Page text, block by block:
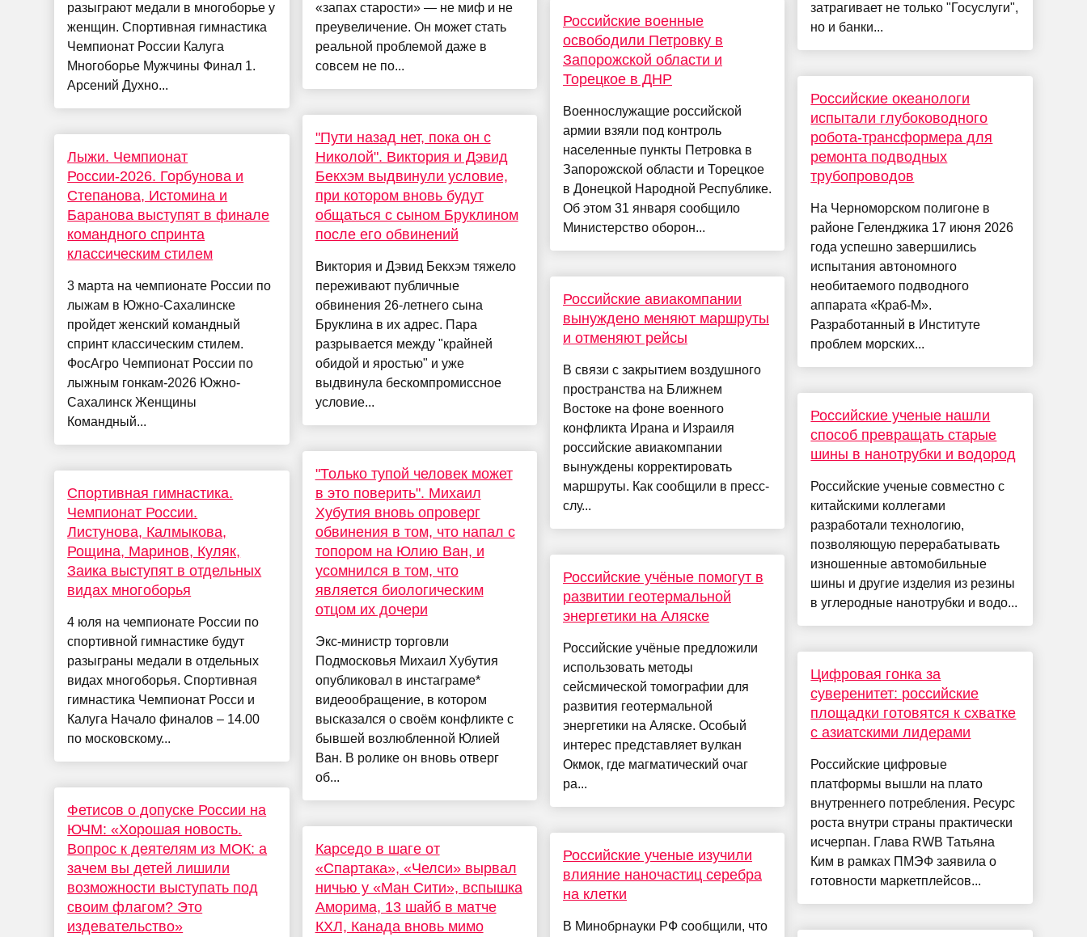
разыграют медали в многоборье у
женщин. Спортивная гимнастика
Чемпионат России Калуга
Многоборье Мужчины Финал 1.
Арсений Духно...
Лыжи. Чемпионат
России-2026. Горбунова и
Степанова, Истомина и
Баранова выступят в финале
командного спринта
классическим стилем
3 марта на чемпионате России по
лыжам в Южно-Сахалинске
пройдет женский командный
спринт классическим стилем.
ФосАгро Чемпионат России по
лыжным гонкам-2026 Южно-
Сахалинск Женщины
Командный...
Спортивная гимнастика.
Чемпионат России.
Листунова, Калмыкова,
Рощина, Маринов, Куляк,
Заика выступят в отдельных
видах многоборья
4 юля на чемпионате России по
спортивной гимнастике будут
разыграны медали в отдельных
видах многоборья. Спортивная
гимнастика Чемпионат Росси и
Калуга Начало финалов – 14.00
по московскому...
Фетисов о допуске России на
ЮЧМ: «Хорошая новость.
Вопрос к деятелям из МОК: а
зачем вы детей лишили
возможности выступать под
своим флагом? Это
издевательство»
«запах старости» — не миф и не
преувеличение. Он может стать
реальной проблемой даже в
совсем не по...
"Пути назад нет, пока он с
Николой". Виктория и Дэвид
Бекхэм выдвинули условие,
при котором вновь будут
общаться с сыном Бруклином
после его обвинений
Виктория и Дэвид Бекхэм тяжело
переживают публичные
обвинения 26-летнего сына
Бруклина в их адрес. Пара
разрывается между "крайней
обидой и яростью" и уже
выдвинула бескомпромиссное
условие...
"Только тупой человек может
в это поверить". Михаил
Хубутия вновь опроверг
обвинения в том, что напал с
топором на Юлию Ван, и
усомнился в том, что
является биологическим
отцом их дочери
Экс-министр торговли
Подмосковья Михаил Хубутия
опубликовал в инстаграме*
видеообращение, в котором
высказался о своём конфликте с
бывшей возлюбленной Юлией
Ван. В ролике он вновь отверг
об...
Карседо в шаге от
«Спартака», «Челси» вырвал
ничью у «Ман Сити», вспышка
Аморима, 13 шайб в матче
КХЛ, Канада вновь мимо
Российские военные
освободили Петровку в
Запорожской области и
Торецкое в ДНР
Военнослужащие российской
армии взяли под контроль
населенные пункты Петровка в
Запорожской области и Торецкое
в Донецкой Народной Республике.
Об этом 31 января сообщило
Министерство оборон...
Российские авиакомпании
вынуждено меняют маршруты
и отменяют рейсы
В связи с закрытием воздушного
пространства на Ближнем
Востоке на фоне военного
конфликта Ирана и Израиля
российские авиакомпании
вынуждены корректировать
маршруты. Как сообщили в пресс-
слу...
Российские учёные помогут в
развитии геотермальной
энергетики на Аляске
Российские учёные предложили
использовать методы
сейсмической томографии для
развития геотермальной
энергетики на Аляске. Особый
интерес представляет вулкан
Окмок, где магматический очаг
ра...
Российские ученые изучили
влияние наночастиц серебра
на клетки
В Минобрнауки РФ сообщили, что
затрагивает не только "Госуслуги",
но и банки...
Российские океанологи
испытали глубоководного
робота-трансформера для
ремонта подводных
трубопроводов
На Черноморском полигоне в
районе Геленджика 17 июня 2026
года успешно завершились
испытания автономного
необитаемого подводного
аппарата «Краб-М».
Разработанный в Институте
проблем морских...
Российские ученые нашли
способ превращать старые
шины в нанотрубки и водород
Российские ученые совместно с
китайскими коллегами
разработали технологию,
позволяющую перерабатывать
изношенные автомобильные
шины и другие изделия из резины
в углеродные нанотрубки и водо...
Цифровая гонка за
суверенитет: российские
площадки готовятся к схватке
с азиатскими лидерами
Российские цифровые
платформы вышли на плато
внутреннего потребления. Ресурс
роста внутри страны практически
исчерпан. Глава RWB Татьяна
Ким в рамках ПМЭФ заявила о
готовности маркетплейсов...